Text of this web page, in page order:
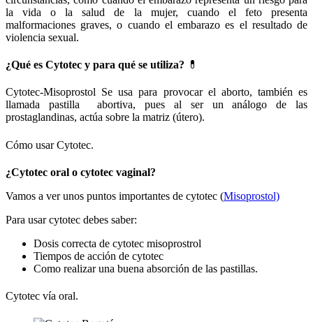
la vida o la salud de la mujer, cuando el feto presenta
malformaciones graves, o cuando el embarazo es el resultado de
violencia sexual.
¿Qué es Cytotec y para qué se utiliza? 💊
Cytotec-Misoprostol Se usa para provocar el aborto, también es
llamada pastilla abortiva, pues al ser un análogo de las
prostaglandinas, actúa sobre la matriz (útero).
Cómo usar Cytotec.
¿Cytotec oral o cytotec vaginal?
Vamos a ver unos puntos importantes de cytotec (Misoprostol)
Para usar cytotec debes saber:
Dosis correcta de cytotec misoprostrol
Tiempos de acción de cytotec
Como realizar una buena absorción de las pastillas.
Cytotec vía oral.